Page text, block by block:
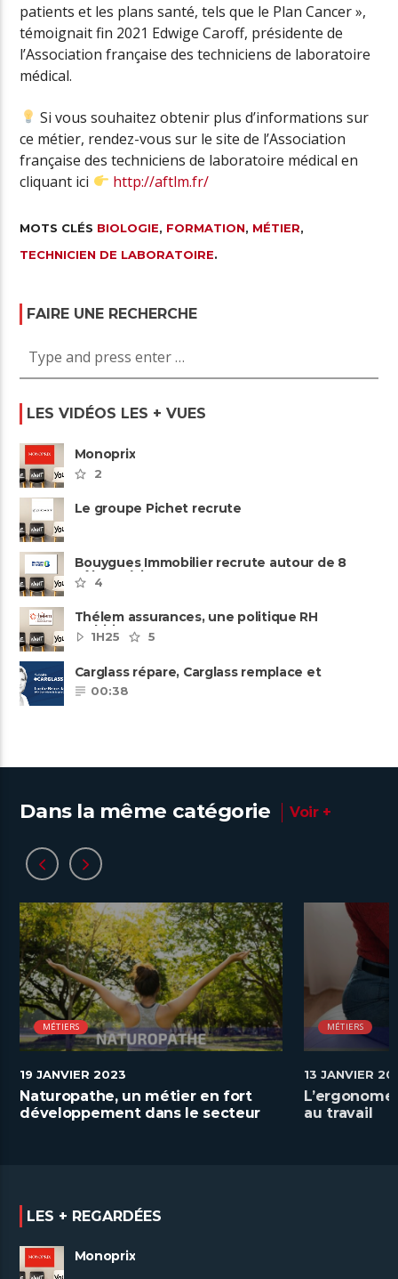
patients et les plans santé, tels que le Plan Cancer »,
témoignait fin 2021 Edwige Caroff, présidente de
l’Association française des techniciens de laboratoire
médical.
Si vous souhaitez obtenir plus d’informations sur
ce métier, rendez-vous sur le site de l’Association
française des techniciens de laboratoire médical en
cliquant ici
http://aftlm.fr/
MOTS CLÉS BIOLOGIE, FORMATION, MÉTIER,
TECHNICIEN DE LABORATOIRE.
FAIRE UNE RECHERCHE
LES VIDÉOS LES + VUES
Monoprix
2
Le groupe Pichet recrute
Bouygues Immobilier recrute autour de 8
pôles métiers
4
Thélem assurances, une politique RH
ambitieuse
1H25 5
Carglass répare, Carglass remplace et
Carglass embauche également.
00:38
Dans la même catégorie Voir +
MÉTIERS
19 JANVIER 2023
Naturopathe, un métier en fort
développement dans le secteur
MÉTIERS
13 JANVIER
au travail
LES + REGARDÉES
Monoprix